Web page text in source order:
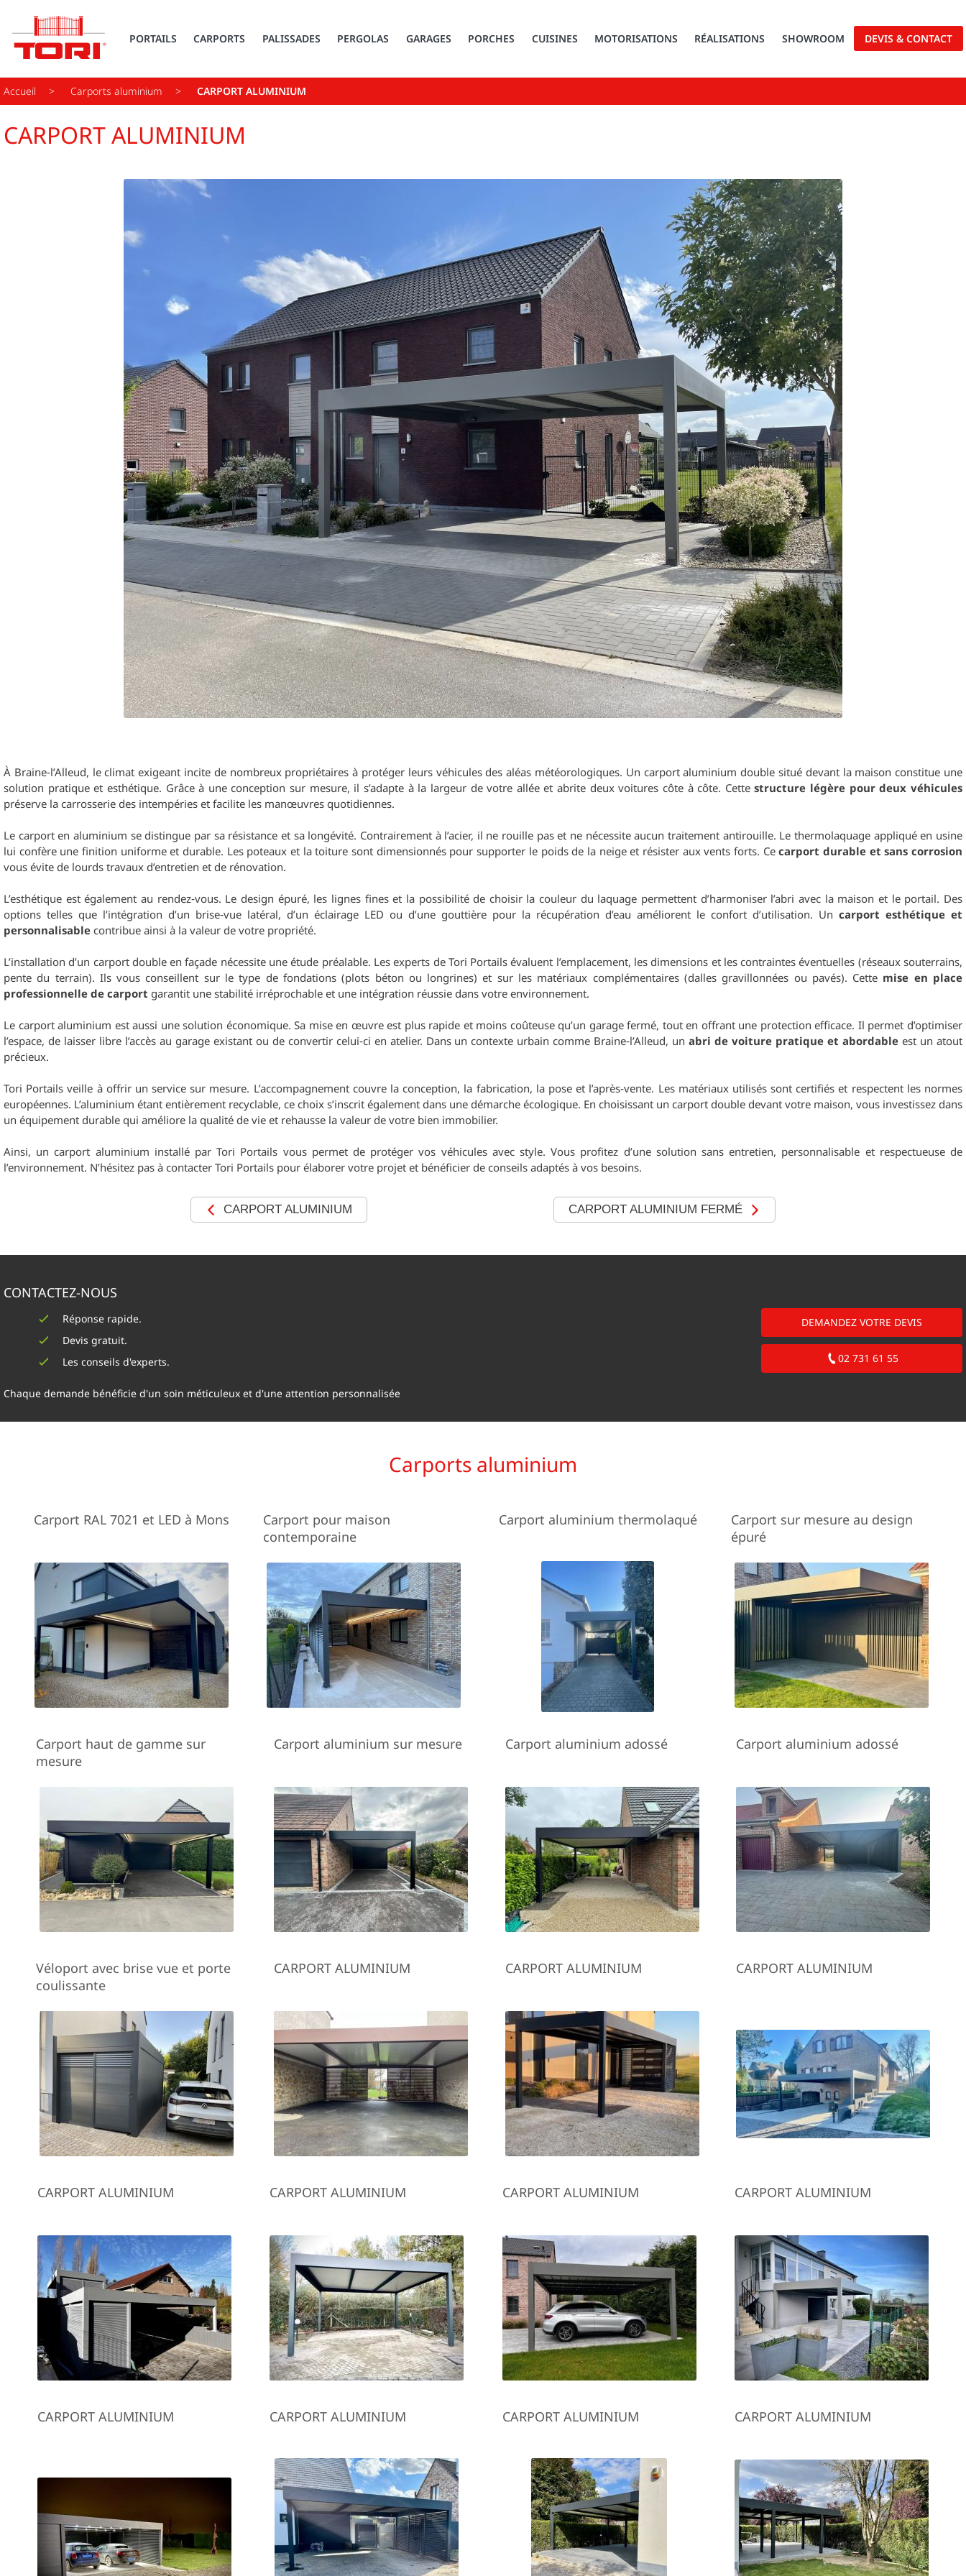
PORTAILS CARPORTS PALISSADES PERGOLAS GARAGES PORCHES CUISINES MOTORISATIONS RÉALISATIONS SHOWROOM DEVIS & CONTACT
Accueil Carports aluminium CARPORT ALUMINIUM
CARPORT ALUMINIUM
À Braine‑l’Alleud, le climat exigeant incite de nombreux propriétaires à protéger leurs véhicules des aléas météorologiques. Un carport aluminium double situé devant la maison constitue une
solution pratique et esthétique. Grâce à une conception sur mesure, il s’adapte à la largeur de votre allée et abrite deux voitures côte à côte. Cettestructure légère pour deux véhicules
préserve la carrosserie des intempéries et facilite les manœuvres quotidiennes.
Le carport en aluminium se distingue par sa résistance et sa longévité. Contrairement à l’acier, il ne rouille pas et ne nécessite aucun traitement antirouille. Le thermolaquage appliqué en usine
lui confère une finition uniforme et durable. Les poteaux et la toiture sont dimensionnés pour supporter le poids de la neige et résister aux vents forts. Cecarport durable et sans corrosion
vous évite de lourds travaux d’entretien et de rénovation.
L’esthétique est également au rendez‑vous. Le design épuré, les lignes fines et la possibilité de choisir la couleur du laquage permettent d’harmoniser l’abri avec la maison et le portail. Des
options telles que l’intégration d’un brise‑vue latéral, d’un éclairage LED ou d’une gouttière pour la récupération d’eau améliorent le confort d’utilisation. Un carport esthétique et
personnalisable contribue ainsi à la valeur de votre propriété.
L’installation d’un carport double en façade nécessite une étude préalable. Les experts de Tori Portails évaluent l’emplacement, les dimensions et les contraintes éventuelles (réseaux souterrains,
pente du terrain). Ils vous conseillent sur le type de fondations (plots béton ou longrines) et sur les matériaux complémentaires (dalles gravillonnées ou pavés). Cette mise en place
professionnelle de carport garantit une stabilité irréprochable et une intégration réussie dans votre environnement.
Le carport aluminium est aussi une solution économique. Sa mise en œuvre est plus rapide et moins coûteuse qu’un garage fermé, tout en offrant une protection efficace. Il permet d’optimiser
l’espace, de laisser libre l’accès au garage existant ou de convertir celui‑ci en atelier. Dans un contexte urbain comme Braine‑l’Alleud, unabri de voiture pratique et abordable est un atout
précieux.
Tori Portails veille à offrir un service sur mesure. L’accompagnement couvre la conception, la fabrication, la pose et l’après‑vente. Les matériaux utilisés sont certifiés et respectent les normes
européennes. L’aluminium étant entièrement recyclable, ce choix s’inscrit également dans une démarche écologique. En choisissant un carport double devant votre maison, vous investissez dans
un équipement durable qui améliore la qualité de vie et rehausse la valeur de votre bien immobilier.
Ainsi, un carport aluminium installé par Tori Portails vous permet de protéger vos véhicules avec style. Vous profitez d’une solution sans entretien, personnalisable et respectueuse de
l’environnement. N’hésitez pas à contacter Tori Portails pour élaborer votre projet et bénéficier de conseils adaptés à vos besoins.
CARPORT ALUMINIUM CARPORT ALUMINIUM FERMÉ
CONTACTEZ-NOUS
DEMANDEZ VOTRE DEVIS
02 731 61 55
Réponse rapide.
Devis gratuit.
Les conseils d'experts.
Chaque demande bénéficie d'un soin méticuleux et d'une attention personnalisée
Carports aluminium
Carport RAL 7021 et LED à Mons
Carport pour maison
contemporaine
Carport aluminium thermolaqué
Carport sur mesure au design
épuré
Carport haut de gamme sur
mesure
Carport aluminium sur mesure Carport aluminium adossé Carport aluminium adossé
Véloport avec brise vue et porte
coulissante
CARPORT ALUMINIUM CARPORT ALUMINIUM CARPORT ALUMINIUM
CARPORT ALUMINIUM CARPORT ALUMINIUM CARPORT ALUMINIUM CARPORT ALUMINIUM
CARPORT ALUMINIUM CARPORT ALUMINIUM CARPORT ALUMINIUM CARPORT ALUMINIUM